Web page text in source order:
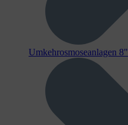
Umkehrosmoseanlagen 8"